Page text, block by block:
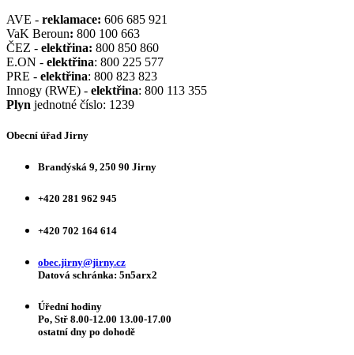
AVE - reklamace: 606 685 921
VaK Beroun: 800 100 663
ČEZ - elektřina: 800 850 860
E.ON - elektřina: 800 225 577
PRE - elektřina: 800 823 823
Innogy (RWE) - elektřina: 800 113 355
Plyn jednotné číslo: 1239
Obecní úřad Jirny
Brandýská 9, 250 90 Jirny
+420 281 962 945
+420 702 164 614
obec.jirny@jirny.cz
Datová schránka: 5n5arx2
Úřední hodiny
Po, Stř 8.00-12.00 13.00-17.00
ostatní dny po dohodě